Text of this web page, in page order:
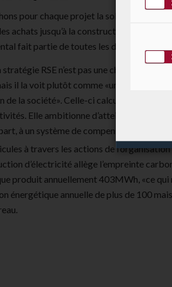
pour chaque projet la solution la plus
achats jusqu’à la construction du
fait partie de toutes les décisions»,
stratégie RSE n’est pas une chose qui s’est
il la voit plutôt comme «une évolution
de la société». Celle-ci calcule depuis
Elle ambitionne d’atteindre la
à un système de compensation de la
à travers les actions de
d’électricité allège l’empreinte
produit annuellement 403MWh, «ce qui
énergétique annuelle de plus de 100